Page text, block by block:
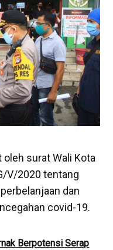
surat Wali Kota
V/2020 tentang
dan
covid-19.
Berpotensi Serap